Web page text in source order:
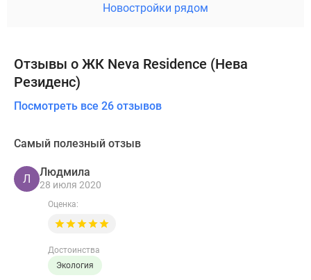
Новостройки рядом
Отзывы о ЖК Neva Residence (Нева
Резиденс)
Посмотреть все 26 отзывов
Самый полезный отзыв
Л
Людмила
28 июля 2020
Оценка:
Достоинства
Экология